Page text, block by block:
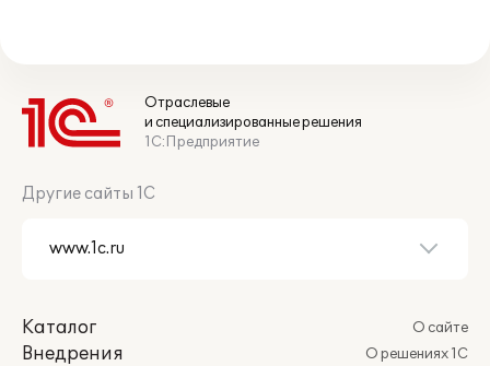
Отраслевые
и специализированные решения
1С:Предприятие
Другие сайты 1С
Каталог
Внедрения
О сайте
О решениях 1С